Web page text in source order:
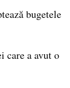
bugetele
care a avut o